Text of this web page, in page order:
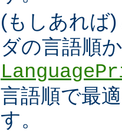
(もしあれば)
ダの言語順
言語順で最
す。